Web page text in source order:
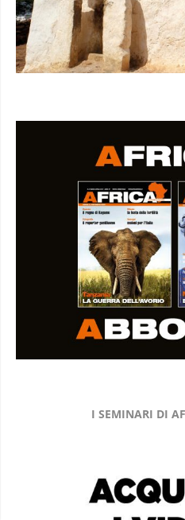
I SEMINARI DI